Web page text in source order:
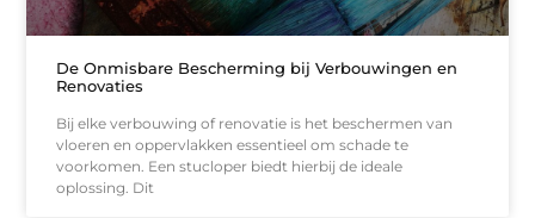
De Onmisbare Bescherming bij Verbouwingen en
Renovaties
Bij elke verbouwing of renovatie is het beschermen van
vloeren en oppervlakken essentieel om schade te
voorkomen. Een stucloper biedt hierbij de ideale
oplossing. Dit